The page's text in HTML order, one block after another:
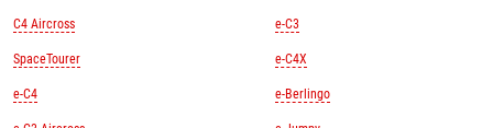
C4 Aircross
SpaceTourer
e-C4
e-C3
e-C4X
e-Berlingo